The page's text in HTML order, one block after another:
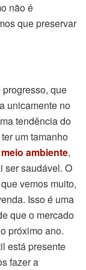
não é
que preservar
que
unicamente no
tendência do
um tamanho
meio ambiente,
ser saudável. O
vemos muito,
Isso é uma
que o mercado
próximo ano.
está presente
fazer a